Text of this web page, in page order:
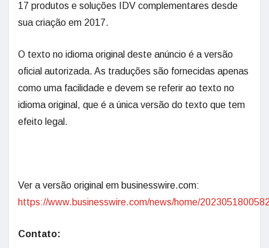
17 produtos e soluções IDV complementares desde
sua criação em 2017.
O texto no idioma original deste anúncio é a versão
oficial autorizada. As traduções são fornecidas apenas
como uma facilidade e devem se referir ao texto no
idioma original, que é a única versão do texto que tem
efeito legal.
Ver a versão original em businesswire.com:
https://www.businesswire.com/news/home/
Contato: